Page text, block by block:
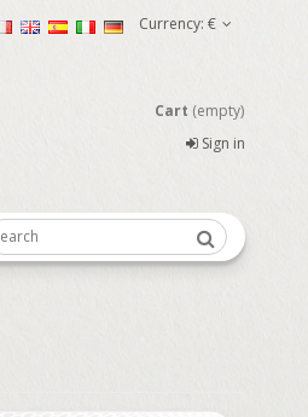
Currency: €
Cart (empty)
Sign in